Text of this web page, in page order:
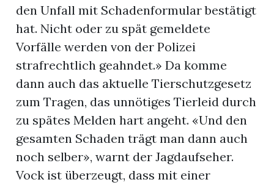
den Unfall mit Schadenformular bestätigt
hat. Nicht oder zu spät gemeldete
Vorfälle werden von der Polizei
strafrechtlich geahndet.» Da komme
dann auch das aktuelle Tierschutzgesetz
zum Tragen, das unnötiges Tierleid durch
zu spätes Melden hart angeht. «Und den
gesamten Schaden trägt man dann auch
noch selber», warnt der Jagdaufseher.
Vock ist überzeugt, dass mit einer